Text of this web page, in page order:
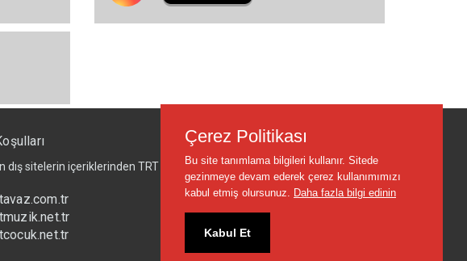
dış sitelerin içeriklerinden TRT sorumlu değildir.
Çerez Politikası
Bu site tanımlama bilgileri kullanır. Sitede
gezinmeye devam ederek çerez kullanımımızı
kabul etmiş olursunuz. Daha fazla bilgi edinin
Kabul Et